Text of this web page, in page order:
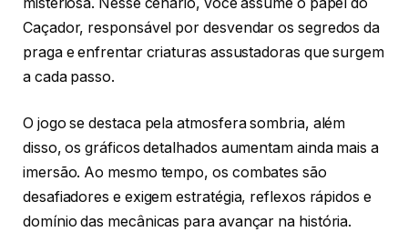
Caçador, responsável por desvendar os segredos da
praga e enfrentar criaturas assustadoras que surgem
a cada passo.
O jogo se destaca pela atmosfera sombria, além
disso, os gráficos detalhados aumentam ainda mais a
imersão. Ao mesmo tempo, os combates são
desafiadores e exigem estratégia, reflexos rápidos e
domínio das mecânicas para avançar na história.